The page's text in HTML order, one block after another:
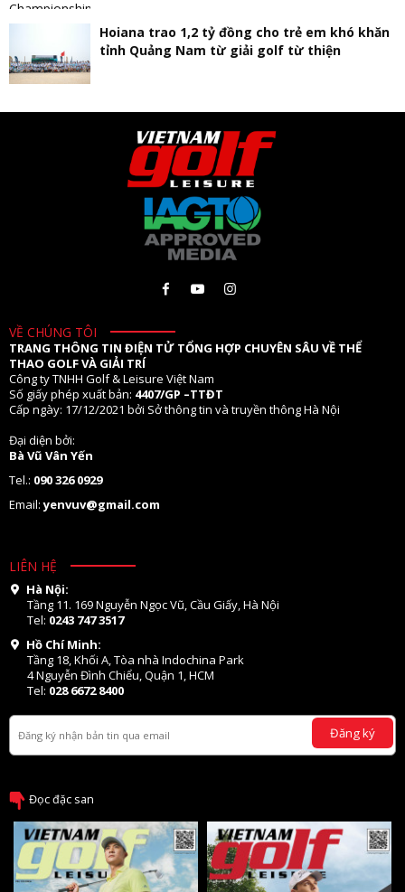
Hoiana trao 1,2 tỷ đồng cho trẻ em khó khăn
tỉnh Quảng Nam từ giải golf từ thiện
VỀ CHÚNG TÔI
TRANG THÔNG TIN ĐIỆN TỬ TỔNG HỢP CHUYÊN SÂU VỀ THỂ
THAO GOLF VÀ GIẢI TRÍ
Công ty TNHH Golf & Leisure Việt Nam
Số giấy phép xuất bản: 4407/GP –TTĐT
Cấp ngày: 17/12/2021 bởi Sở thông tin và truyền thông Hà Nội
Đại diện bởi:
Bà Vũ Vân Yến
Tel.: 090 326 0929
Email:yenvuv@gmail.com
LIÊN HỆ
Hà Nội:
Tầng 11. 169 Nguyễn Ngọc Vũ, Cầu Giấy, Hà Nội
Tel: 0243 747 3517
Hồ Chí Minh:
Tầng 18, Khối A, Tòa nhà Indochina Park
4 Nguyễn Đình Chiểu, Quận 1, HCM
Tel: 028 6672 8400
Đăng ký
Đọc đặc san